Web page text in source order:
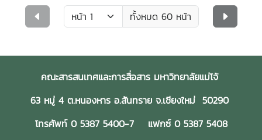
Filmcampshttps://www.facebook.com/thaifilmcampsดู
ภาพกิจกรรมค่ายครั้งที่ผ่าน ๆ มา →https://ofos-
เสริมวัฒนธรรม กระทรวงวัฒนธรรมFacebook
:https://www.facebook.com/icmaejoWebsite
:https://infocomm.mju.ac.thWebsite MJU :www.mju.ac.th
ผู้อำนวยการมหาวิทยาลัยราชภัฏกำแพงเพชร แม่สอด พร้อม
คณะผู้บริหาร คณาจารย์ และบุคลากร ได้เข้าร่วมหารือกับคณะผู้
เปลี่ยนองค์ความรู้ ประสบการณ์ และแนวทางการบริหารจัดการ
ด้านการเรียนการสอน การพัฒนาหลักสูตร การบริหารจัดการ
ห้องปฏิบัติการ ตลอดจนการพัฒนาสื่อและเทคโนโลยีดิจิทัล เพื่อ
ยกระดับคุณภาพการศึกษาให้สอดคล้องกับการเปลี่ยนแปลงในยุค
เกี่ยวกับวิสัยทัศน์ พันธกิจ การดำเนินงานด้านวิชาการ การ
ทั้งหมด 60 หน้า
คณะสารสนเทศและการสื่อสาร มหาวิทยาลัยแม่โจ้
63 หมู่ 4 ต.หนองหาร อ.สันทราย จ.เชียงใหม่ 50290
โทรศัพท์ 0 5387 5400-7 แฟกซ์ 0 5387 5408